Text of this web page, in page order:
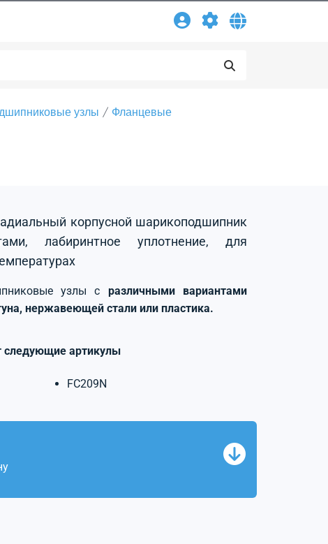
узлы Фланцевые
корпусной шарикоподшипник
лабиринтное уплотнение, для
узлы с различными вариантами
нержавеющей стали или пластика.
следующие артикулы
FC209N